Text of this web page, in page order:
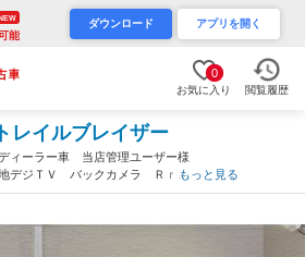
能
ダウンロード アプリを開く
0
お気に入り 閲覧履歴
レイルブレイザー
ィーラー車 当店管理ユーザー様
デジＴＶ バックカメラ Ｒｒ障
樹脂部ボディ同色塗装 マッド
もっと見る